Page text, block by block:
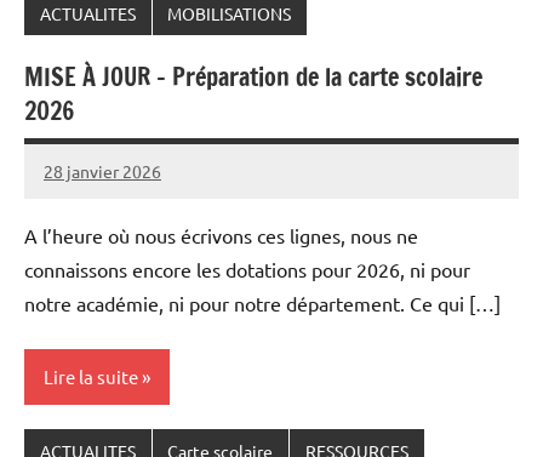
ACTUALITES MOBILISATIONS
MISE À JOUR – Préparation de la carte scolaire
2026
28 janvier 2026
Snudifo44
A l’heure où nous écrivons ces lignes, nous ne
connaissons encore les dotations pour 2026, ni pour
notre académie, ni pour notre département. Ce qui […]
Lire la suite
ACTUALITES Carte scolaire RESSOURCES